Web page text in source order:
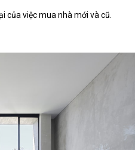
của việc mua nhà mới và cũ.